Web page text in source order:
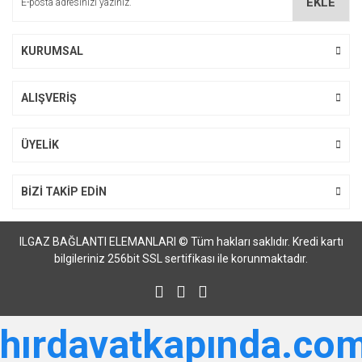
KURUMSAL
ALIŞVERİŞ
ÜYELİK
BİZİ TAKİP EDİN
ILGAZ BAĞLANTI ELEMANLARI © Tüm hakları saklıdır. Kredi kartı
bilgileriniz 256bit SSL sertifikası ile korunmaktadır.